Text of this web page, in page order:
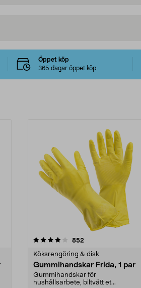
Öppet köp
365 dagar öppet köp
852
Köksrengöring & disk
Gummihandskar Frida, 1 par
Gummihandskar för
hushållsarbete, biltvätt et...
4.5 av 5 stjärnor